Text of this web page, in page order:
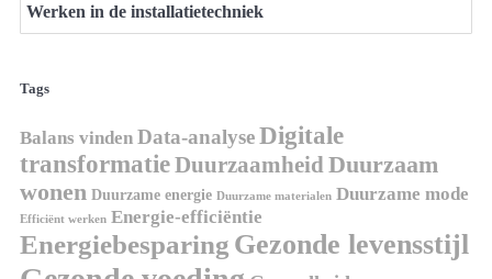
Werken in de installatietechniek
Tags
Balans vinden Data-analyseDigitale
transformatieDuurzaamheidDuurzaam
wonen Duurzame energie Duurzame materialen Duurzame mode
Efficiënt werken Energie-efficiëntie
Energiebesparing Gezonde levensstijl